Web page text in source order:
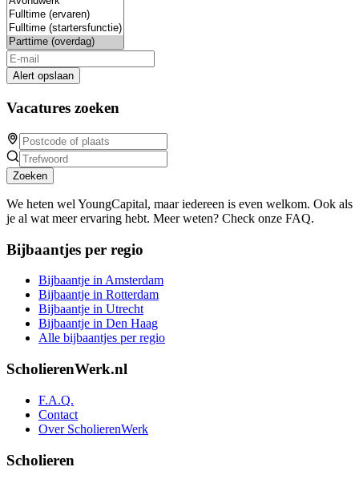
Alert opslaan
Vacatures zoeken
Zoeken
We heten wel YoungCapital, maar iedereen is even welkom. Ook als
je al wat meer ervaring hebt. Meer weten? Check onze FAQ.
Bijbaantjes per regio
Bijbaantje in Amsterdam
Bijbaantje in Rotterdam
Bijbaantje in Utrecht
Bijbaantje in Den Haag
Alle bijbaantjes per regio
ScholierenWerk.nl
F.A.Q.
Contact
Over ScholierenWerk
Scholieren